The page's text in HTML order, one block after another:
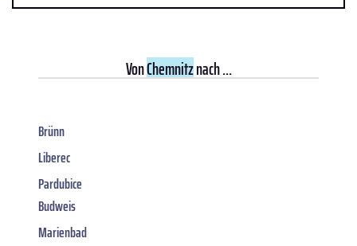
VonChemnitznach ...
Brünn
Liberec
Pardubice
Budweis
Marienbad